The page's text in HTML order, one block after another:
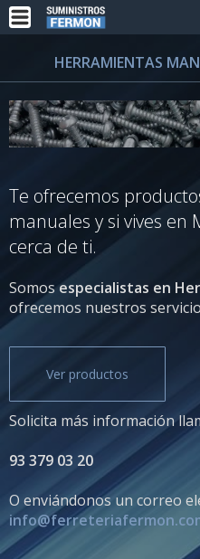
HERRAMIENTAS
Te ofrecemos
manuales y si vives
cerca de ti.
Somosespecialistas en
ofrecemos nuestros
Ver productos
Solicita más información
93 379 03 20
O enviándonos un correo